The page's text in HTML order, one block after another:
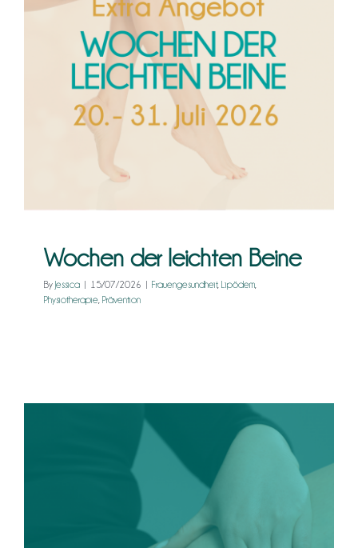
Wochen der leichten Beine
Frauengesundheit Lipödem Physiotherapie Prävention
Wochen der leichten Beine
By Jessica | 15/07/2026 | Frauengesundheit, Lipödem
Physiotherapie Prävention